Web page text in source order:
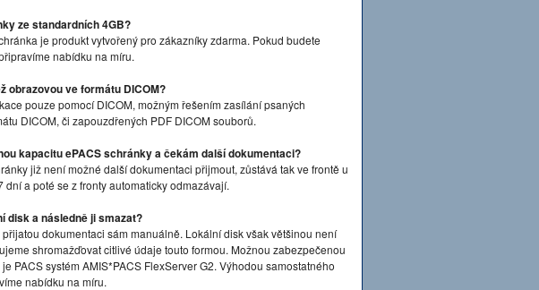
ze standardních 4GB?
je produkt vytvořený pro zákazníky zdarma. Pokud budete
nabídku na míru.
obrazovou ve formátu DICOM?
pouze pomocí DICOM, možným řešením zasílání psaných
DICOM, či zapouzdřených PDF DICOM souborů.
kapacitu ePACS schránky a čekám další dokumentaci?
již není možné další dokumentaci přijmout, zůstává tak ve frontě u
a poté se z fronty automaticky odmazávají.
disk a následně ji smazat?
dokumentaci sám manuálně. Lokální disk však většinou není
shromažďovat citlivé údaje touto formou. Možnou zabezpečenou
PACS systém AMIS*PACS FlexServer G2. Výhodou samostatného
nabídku na míru.